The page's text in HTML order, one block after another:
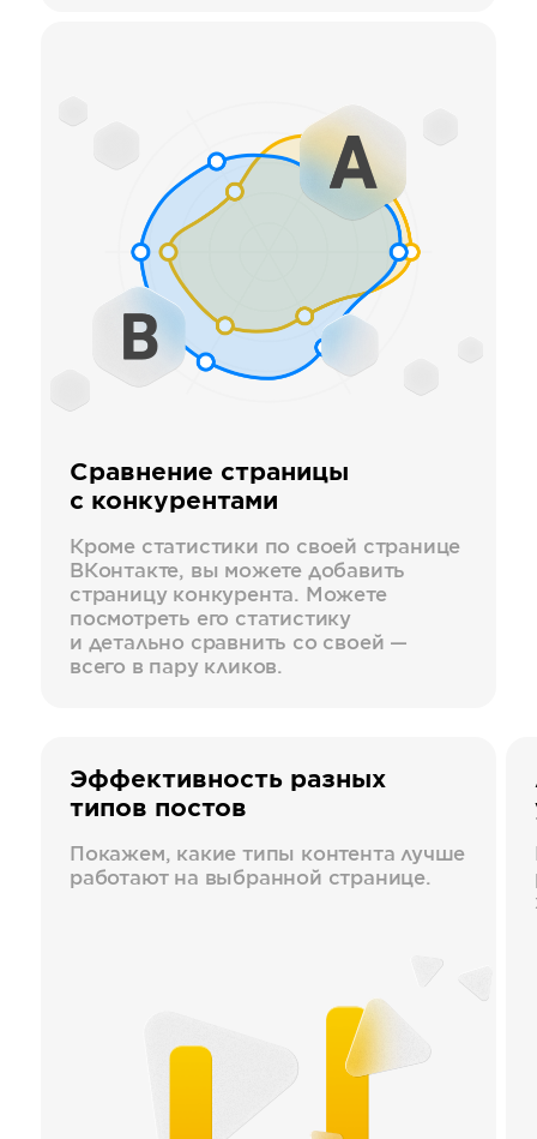
Сравнение страницы
с конкурентами
Кроме статистики по своей странице
ВКонтакте, вы можете добавить
страницу конкурента. Можете
посмотреть его статистику
и детально сравнить со своей —
всего в пару кликов.
Эффективность разных
типов постов
Покажем, какие типы контента лучше
работают на выбранной странице.